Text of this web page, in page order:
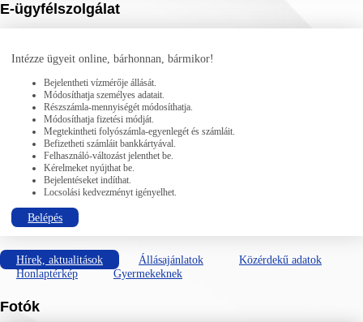
E-ügyfélszolgálat
Intézze ügyeit online, bárhonnan, bármikor!
Bejelentheti vízmérője állását.
Módosíthatja személyes adatait.
Részszámla-mennyiségét módosíthatja.
Módosíthatja fizetési módját.
Megtekintheti folyószámla-egyenlegét és számláit.
Befizetheti számláit bankkártyával.
Felhasználó-változást jelenthet be.
Kérelmeket nyújthat be.
Bejelentéseket indíthat.
Locsolási kedvezményt igényelhet.
Belépés
Hírek, aktualitások Állásajánlatok
Közérdekű adatok
Honlaptérkép
Gyermekeknek
Fotók